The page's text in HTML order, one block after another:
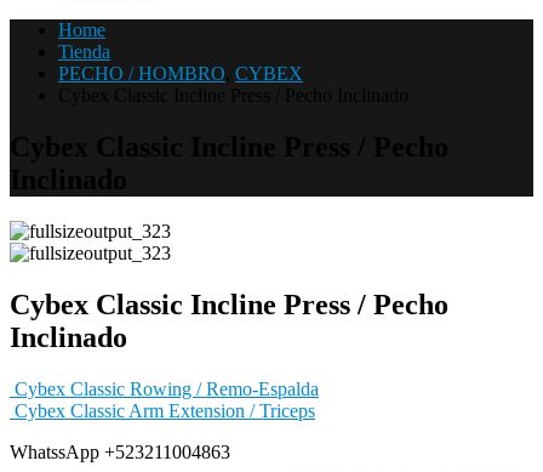
Home
Tienda
PECHO / HOMBRO CYBEX
Cybex Classic Incline Press / Pecho
Inclinado
Cybex Classic Rowing / Remo-Espalda
Cybex Classic Arm Extension / Triceps
WhatssApp +523211004863